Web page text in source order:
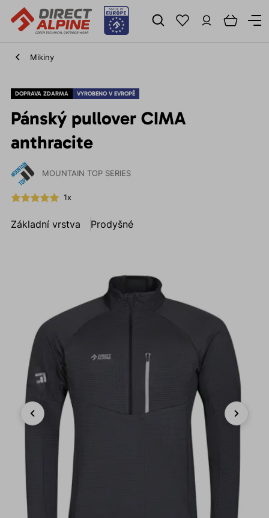
Mikiny
DOPRAVA ZDARMA VYROBENO V EVROPĚ
Pánský pullover CIMA
anthracite
MOUNTAIN TOP SERIES
1x
Základní vrstva Prodyšné